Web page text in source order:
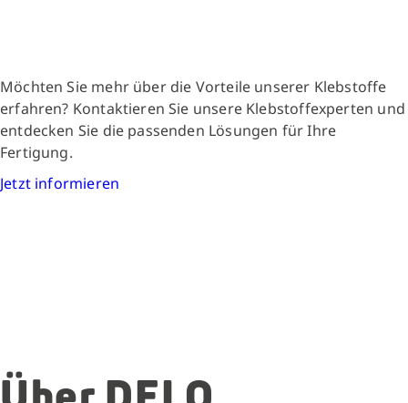
Möchten Sie mehr über die Vorteile unserer Klebstoffe
erfahren? Kontaktieren Sie unsere Klebstoffexperten und
entdecken Sie die passenden Lösungen für Ihre
Fertigung.
Jetzt informieren